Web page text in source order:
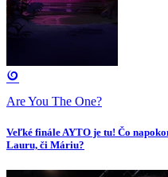
Are You The One?
Veľké finále AYTO je tu! Čo
Lauru, či Máriu?